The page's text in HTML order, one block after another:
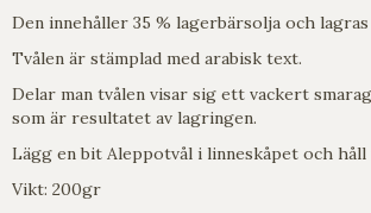
Den innehåller 35 % lagerbärsolja och
Tvålen är stämplad med arabisk text.
Delar man tvålen visar sig ett vackert
som är resultatet av lagringen.
Lägg en bit Aleppotvål i linneskåpet och håll
Vikt: 200gr